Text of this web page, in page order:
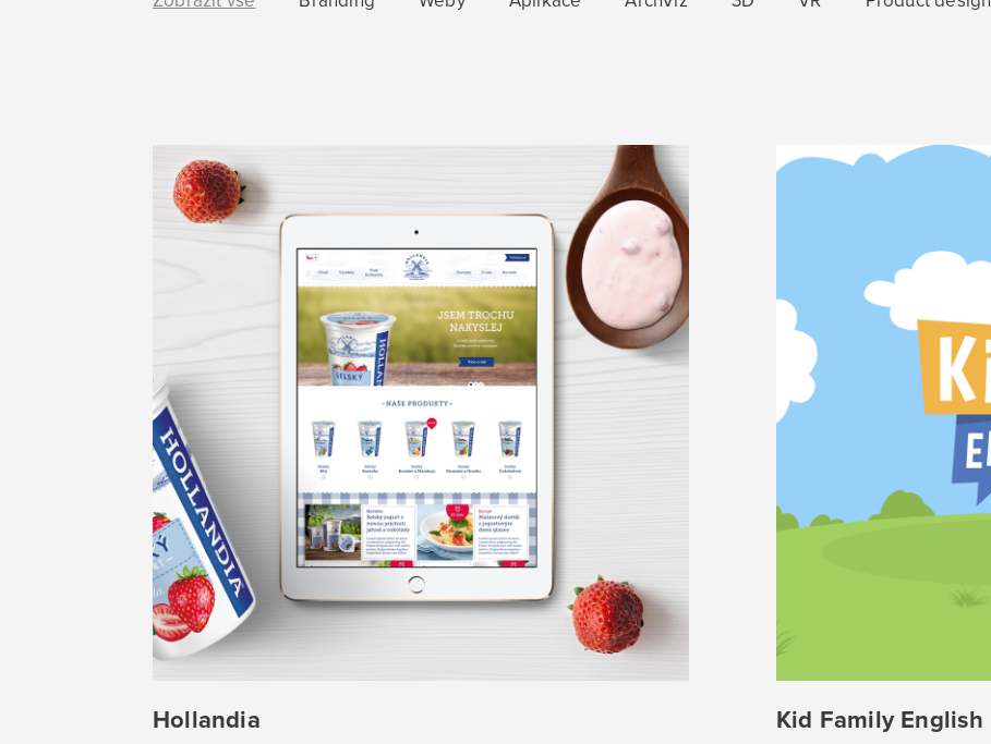
Hollandia Kid Family English